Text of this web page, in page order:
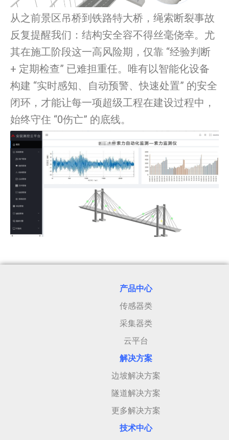
从之前景区吊桥到铁路特大桥，绳索断裂事故
反复提醒我们：结构安全容不得丝毫侥幸。尤
其在施工阶段这一高风险期，仅靠 “经验判断
+ 定期检查” 已难担重任。唯有以智能化设备
构建 “实时感知、自动预警、快速处置” 的安全
闭环，才能让每一项超级工程在建设过程中，
始终守住 “0伤亡” 的底线。
产品中心
传感器类
采集器类
云平台
解决方案
边坡解决方案
隧道解决方案
更多解决方案
技术中心